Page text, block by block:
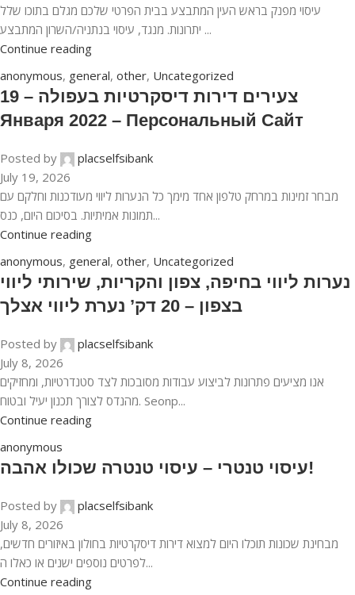
עיסוי מפנק בראש העין המתבצע בבית הפרטי שלכם מגלם בתוכו שלל
יתרונות. מנגד, עיסוי בנתניה/השרון המתבצע ...
Continue reading
anonymous, general, other, Uncategorized
צעירים דירות דיסקרטיות בעפולה – 19
Января 2022 – Персональный Сайт
Posted by
placselfsibank
July 19, 2026
מבחר זמינות במרחק טלפון אחד מימך כל הנערות ליווי מעודכנות וחלקם עם
תמונות אמיתיות. בסיכום היום, כנס...
Continue reading
anonymous, general, other, Uncategorized
נערות ליווי בחיפה, צפון והקריות, שירותי ליווי
בצפון – 20 דק’ נערת ליווי אצלך
Posted by
placselfsibank
July 8, 2026
אנו מציעים פתרונות לביצוע עבודות מסובכות לצד סטנדרטיות, ומחזיקים
מהנדס לצורך תכנון יעיל ובטוח. Seonp...
Continue reading
anonymous
עיסוי טנטרי – עיסוי טנטרה שכולו אהבה!
Posted by
placselfsibank
July 8, 2026
מבחינת שכונות תוכלו היום למצוא דירות דיסקרטיות בחולון באיזורים חדשים,
לפרטים נוספים ישנים או כאלו ה...
Continue reading